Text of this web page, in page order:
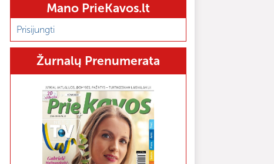
Mano PrieKavos.lt
Prisijungti
Žurnalų Prenumerata